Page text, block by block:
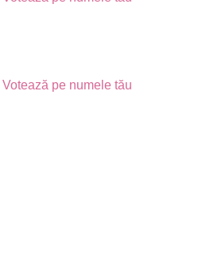
Votează pe numele tău